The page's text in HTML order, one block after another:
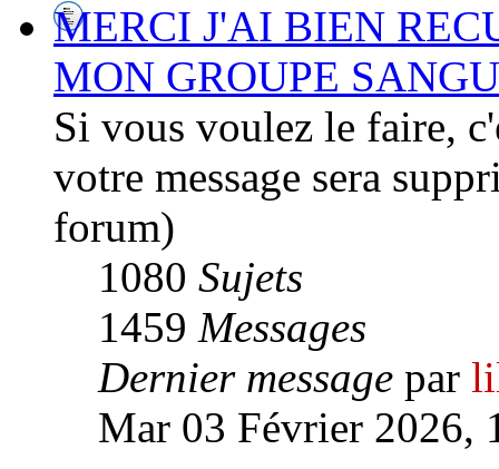
MERCI J'AI BIEN
MON GROUPE
Si vous voulez le faire,
votre message sera
forum)
1080 Sujets
1459 Messages
Dernier message par
Mar 03 Février 2026,